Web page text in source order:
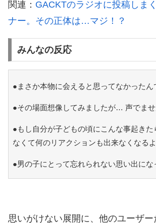
関連： GACKTのラジオに投稿しま
ナー。その正体は…マジ！？
みんなの反応
●まさか本物に会えると思ってなかったん
●その場面想像してみましたが… 声でま
●もし自分が子どもの頃にこんな事起き
なくて何のリアクションも出来なくなる
●男の子にとって忘れられない思い出に
思いがけない展開に、他のユーザー